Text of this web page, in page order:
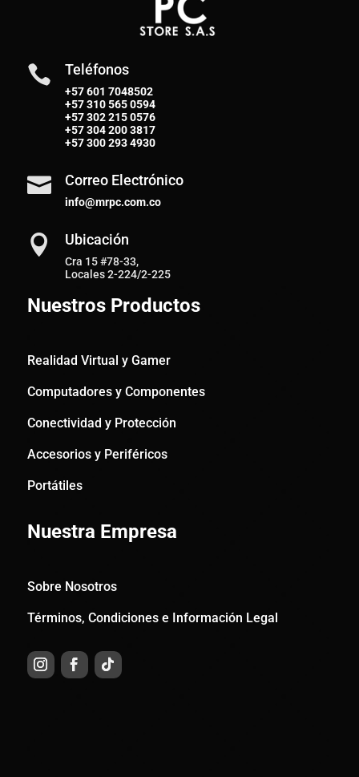
 Teléfonos
+57 601 7048502
+57310 565 0594
+57302 215 0576
+57304 200 3817
+57300 293 4930
 Correo Electrónico
info@mrpc.com.co
 Ubicación
Cra 15 #78-33,
Locales 2-224/2-225
Nuestros Productos
Realidad Virtual y Gamer
Computadores y Componentes
Conectividad y Protección
Accesorios y Periféricos
Portátiles
Nuestra Empresa
Sobre Nosotros
Términos, Condiciones e Información Legal